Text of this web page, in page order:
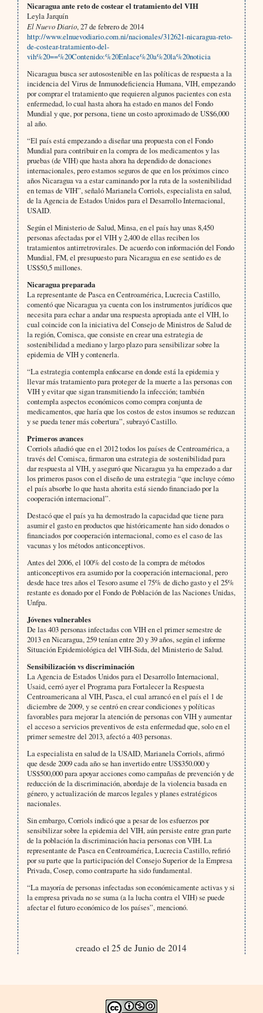
Nicaragua ante reto de costear el tratamiento del VIH
Leyla Jarquín
El Nuevo Diario, 27 de febrero de 2014
http://www.elnuevodiario.com.ni/nacionales/312621-nicaragua-reto-
de-costear-tratamiento-del-
vih%20==%20Contenido:%20Enlace%20a%20la%20noticia
Nicaragua busca ser autosostenible en las políticas de respuesta a la
incidencia del Virus de Inmunodeficiencia Humana, VIH, empezando
por comprar el tratamiento que requieren algunos pacientes con esta
enfermedad, lo cual hasta ahora ha estado en manos del Fondo
Mundial y que, por persona, tiene un costo aproximado de US$6,000
al año.
“El país está empezando a diseñar una propuesta con el Fondo
Mundial para contribuir en la compra de los medicamentos y las
pruebas (de VIH) que hasta ahora ha dependido de donaciones
internacionales, pero estamos seguros de que en los próximos cinco
años Nicaragua va a estar caminando por la ruta de la sostenibilidad
en temas de VIH”, señaló Marianela Corriols, especialista en salud,
de la Agencia de Estados Unidos para el Desarrollo Internacional,
USAID.
Según el Ministerio de Salud, Minsa, en el país hay unas 8,450
personas afectadas por el VIH y 2,400 de ellas reciben los
tratamientos antirretrovirales. De acuerdo con información del Fondo
Mundial, FM, el presupuesto para Nicaragua en ese sentido es de
US$50,5 millones.
Nicaragua preparada
La representante de Pasca en Centroamérica, Lucrecia Castillo,
comentó que Nicaragua ya cuenta con los instrumentos jurídicos que
necesita para echar a andar una respuesta apropiada ante el VIH, lo
cual coincide con la iniciativa del Consejo de Ministros de Salud de
la región, Comisca, que consiste en crear una estrategia de
sostenibilidad a mediano y largo plazo para sensibilizar sobre la
epidemia de VIH y contenerla.
“La estrategia contempla enfocarse en donde está la epidemia y
llevar más tratamiento para proteger de la muerte a las personas con
VIH y evitar que sigan transmitiendo la infección; también
contempla aspectos económicos como compra conjunta de
medicamentos, que haría que los costos de estos insumos se reduzcan
y se pueda tener más cobertura”, subrayó Castillo.
Primeros avances
Corriols añadió que en el 2012 todos los países de Centroamérica, a
través del Comisca, firmaron una estrategia de sostenibilidad para
dar respuesta al VIH, y aseguró que Nicaragua ya ha empezado a dar
los primeros pasos con el diseño de una estrategia “que incluye cómo
el país absorbe lo que hasta ahorita está siendo financiado por la
cooperación internacional”.
Destacó que el país ya ha demostrado la capacidad que tiene para
asumir el gasto en productos que históricamente han sido donados o
financiados por cooperación internacional, como es el caso de las
vacunas y los métodos anticonceptivos.
Antes del 2006, el 100% del costo de la compra de métodos
anticonceptivos era asumido por la cooperación internacional, pero
desde hace tres años el Tesoro asume el 75% de dicho gasto y el 25%
restante es donado por el Fondo de Población de las Naciones Unidas,
Unfpa.
Jóvenes vulnerables
De las 403 personas infectadas con VIH en el primer semestre de
2013 en Nicaragua, 259 tenían entre 20 y 39 años, según el informe
Situación Epidemiológica del VIH-Sida, del Ministerio de Salud.
Sensibilización vs discriminación
La Agencia de Estados Unidos para el Desarrollo Internacional,
Usaid, cerró ayer el Programa para Fortalecer la Respuesta
Centroamericana al VIH, Pasca, el cual arrancó en el país el 1 de
diciembre de 2009, y se centró en crear condiciones y políticas
favorables para mejorar la atención de personas con VIH y aumentar
el acceso a servicios preventivos de esta enfermedad que, solo en el
primer semestre del 2013, afectó a 403 personas.
La especialista en salud de la USAID, Marianela Corriols, afirmó
que desde 2009 cada año se han invertido entre US$350.000 y
US$500,000 para apoyar acciones como campañas de prevención y de
reducción de la discriminación, abordaje de la violencia basada en
género, y actualización de marcos legales y planes estratégicos
nacionales.
Sin embargo, Corriols indicó que a pesar de los esfuerzos por
sensibilizar sobre la epidemia del VIH, aún persiste entre gran parte
de la población la discriminación hacia personas con VIH. La
representante de Pasca en Centroamérica, Lucrecia Castillo, refirió
por su parte que la participación del Consejo Superior de la Empresa
Privada, Cosep, como contraparte ha sido fundamental.
“La mayoría de personas infectadas son económicamente activas y si
la empresa privada no se suma (a la lucha contra el VIH) se puede
afectar el futuro económico de los países”, mencionó.
creado el 25 de Junio de 2014